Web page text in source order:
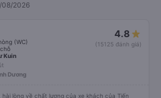
08/2026
(WC)
4.8
(15125 đánh giá)
Kuin
Dương